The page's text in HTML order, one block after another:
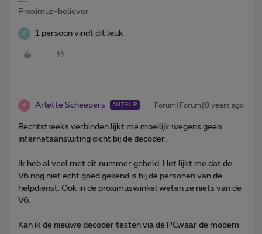
Proximus-believer
W 1 persoon vindt dit leuk
A Arlette Scheepers AUTEUR Forum|Forum|8 years ago
Rechtstreeks verbinden lijkt me moeilijk wegens geen
internetaansluiting dicht bij de decoder.
Ik heb al veel met dit nummer gebeld. Het lijkt me dat de
V6 nog niet echt goed gekend is bij de personen van de
helpdienst. Ook in de proximuswinkel weten ze niets van de
V6.
Kan ik de nieuwe decoder testen via de PCwaar de modem